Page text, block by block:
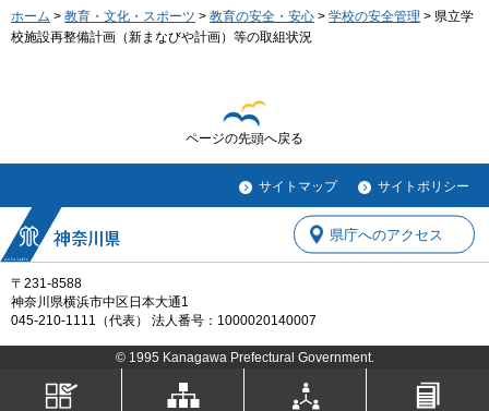
ホーム > 教育・文化・スポーツ > 教育の安全・安心 > 学校の安全管理 > 県立学
校施設再整備計画（新まなびや計画）等の取組状況
ページの先頭へ戻る
サイトマップ サイトポリシー
〒231-8588
神奈川県横浜市中区日本大通1
045-210-1111（代表） 法人番号：1000020140007
県庁へのアクセス
© 1995 Kanagawa Prefectural Government.